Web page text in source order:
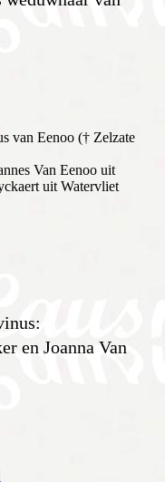
van Eenoo († Zelzate
Van Eenoo uit
uit Watervliet
en Joanna Van